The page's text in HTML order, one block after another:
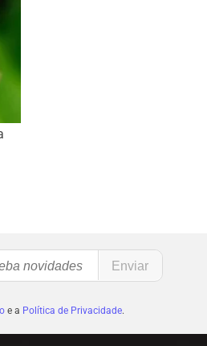
e a Política de Privacidade.